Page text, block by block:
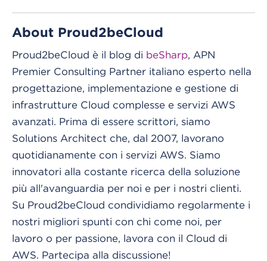
About Proud2beCloud
Proud2beCloud è il blog di beSharp, APN
Premier Consulting Partner italiano esperto nella
progettazione, implementazione e gestione di
infrastrutture Cloud complesse e servizi AWS
avanzati. Prima di essere scrittori, siamo
Solutions Architect che, dal 2007, lavorano
quotidianamente con i servizi AWS. Siamo
innovatori alla costante ricerca della soluzione
più all'avanguardia per noi e per i nostri clienti.
Su Proud2beCloud condividiamo regolarmente i
nostri migliori spunti con chi come noi, per
lavoro o per passione, lavora con il Cloud di
AWS. Partecipa alla discussione!